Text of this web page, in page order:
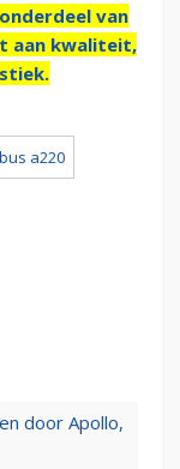
van
aan kwaliteit,
a220
door Apollo,